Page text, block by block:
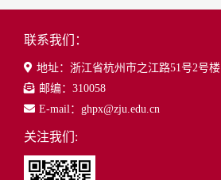
联系我们：
地址：浙江省杭州市之江路51号2号楼
邮编：310058
E-mail：ghpx@zju.edu.cn
关注我们: